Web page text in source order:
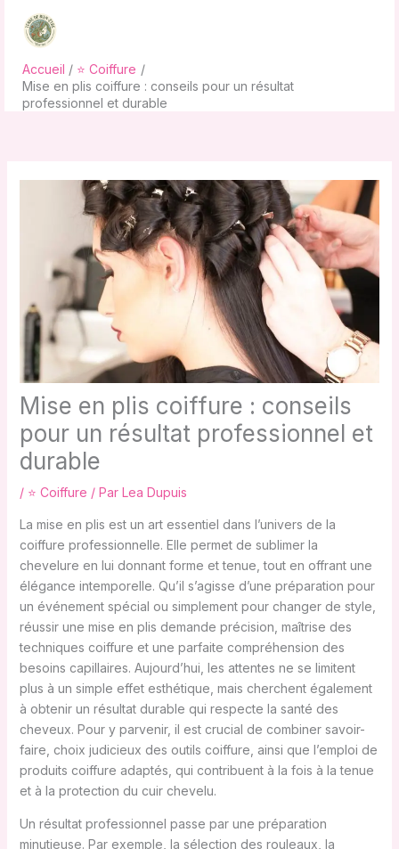
contenu
Accueil
⭐ Coiffure
Mise en plis coiffure : conseils pour un résultat
professionnel et durable
Mise en plis coiffure : conseils
pour un résultat professionnel et
durable
/ ⭐ Coiffure / Par Lea Dupuis
La mise en plis est un art essentiel dans l’univers de la
coiffure professionnelle. Elle permet de sublimer la
chevelure en lui donnant forme et tenue, tout en offrant une
élégance intemporelle. Qu’il s’agisse d’une préparation pour
un événement spécial ou simplement pour changer de style,
réussir une mise en plis demande précision, maîtrise des
techniques coiffure et une parfaite compréhension des
besoins capillaires. Aujourd’hui, les attentes ne se limitent
plus à un simple effet esthétique, mais cherchent également
à obtenir un résultat durable qui respecte la santé des
cheveux. Pour y parvenir, il est crucial de combiner savoir-
faire, choix judicieux des outils coiffure, ainsi que l’emploi de
produits coiffure adaptés, qui contribuent à la fois à la tenue
et à la protection du cuir chevelu.
Un résultat professionnel passe par une préparation
minutieuse. Par exemple, la sélection des rouleaux, la